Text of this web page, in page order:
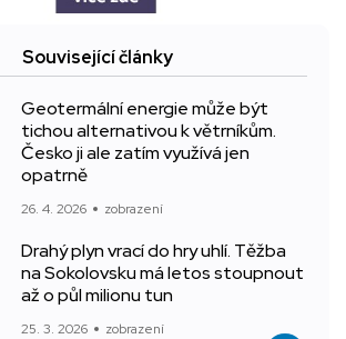
Související články
Geotermální energie může být
tichou alternativou k větrníkům.
Česko ji ale zatím využívá jen
opatrně
26. 4. 2026 zobrazení
Drahý plyn vrací do hry uhlí. Těžba
na Sokolovsku má letos stoupnout
až o půl milionu tun
25. 3. 2026 zobrazení